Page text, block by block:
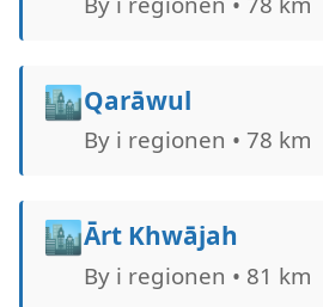
🏙️Qarāwul
By i regionen • 78 km
🏙️Ārt Khwājah
By i regionen • 81 km